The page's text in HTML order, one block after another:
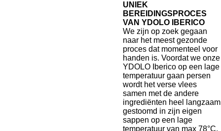
UNIEK
BEREIDINGSPROCES
VAN YDOLO IBERICO
We zijn op zoek gegaan
naar het meest gezonde
proces dat momenteel voor
handen is. Voordat we onze
YDOLO Iberico op een lage
temperatuur gaan persen
wordt het verse vlees
samen met de andere
ingrediënten heel langzaam
gestoomd in zijn eigen
sappen op een lage
temperatuur van max 78°C,